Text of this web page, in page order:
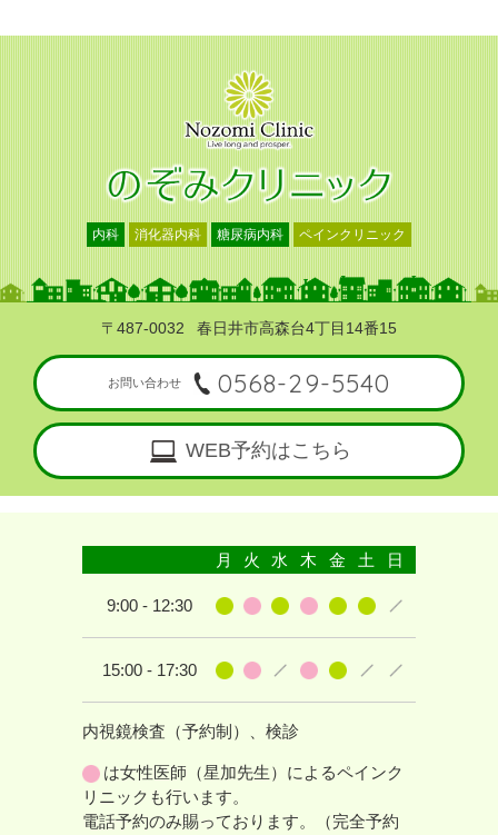
内科 消化器内科 糖尿病内科 ペインクリニック
〒487-0032 春日井市高森台4丁目14番15
お問い合わせ 0568-29-5540
WEB予約はこちら
月 火 水 木 金 土 日
9:00 - 12:30
15:00 - 17:30
内視鏡検査（予約制）、検診
は女性医師（星加先生）によるペインク
リニックも行います。
電話予約のみ賜っております。（完全予約